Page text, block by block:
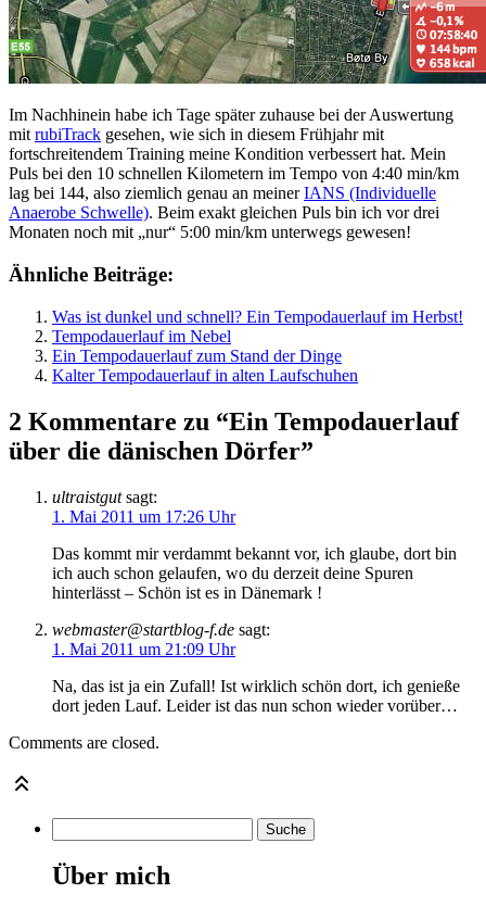
Im Nachhinein habe ich Tage später zuhause bei der Auswertung
mit rubiTrack gesehen, wie sich in diesem Frühjahr mit
fortschreitendem Training meine Kondition verbessert hat. Mein
Puls bei den 10 schnellen Kilometern im Tempo von 4:40 min/km
lag bei 144, also ziemlich genau an meinerIANS (Individuelle
Anaerobe Schwelle). Beim exakt gleichen Puls bin ich vor drei
Monaten noch mit „nur“ 5:00 min/km unterwegs gewesen!
Ähnliche Beiträge:
Was ist dunkel und schnell? Ein Tempodauerlauf im Herbst!
Tempodauerlauf im Nebel
Ein Tempodauerlauf zum Stand der Dinge
Kalter Tempodauerlauf in alten Laufschuhen
2 Kommentare zu “Ein Tempodauerlauf
über die dänischen Dörfer”
ultraistgut sagt:
1. Mai 2011 um 17:26 Uhr
Das kommt mir verdammt bekannt vor, ich glaube, dort bin
ich auch schon gelaufen, wo du derzeit deine Spuren
hinterlässt – Schön ist es in Dänemark !
webmaster@startblog-f.de sagt:
1. Mai 2011 um 21:09 Uhr
Na, das ist ja ein Zufall! Ist wirklich schön dort, ich genieße
dort jeden Lauf. Leider ist das nun schon wieder vorüber…
Comments are closed.
Über mich